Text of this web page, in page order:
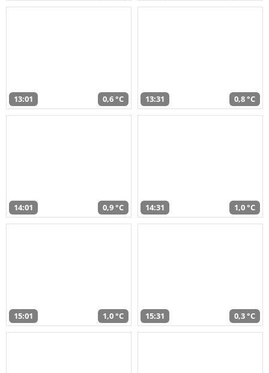
13:01 0,6 °C 13:31 0,8 °C
14:01 0,9 °C 14:31 1,0 °C
15:01 1,0 °C 15:31 0,3 °C